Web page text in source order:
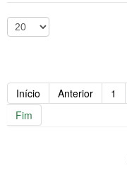
Início Anterior 1
Fim